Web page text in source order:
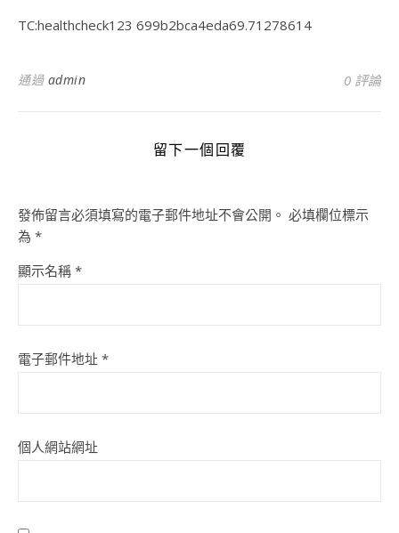
TC:healthcheck123 699b2bca4eda69.71278614
通過 admin 0 評論
留下一個回覆
發佈留言必須填寫的電子郵件地址不會公開。 必填欄位標示
為 *
顯示名稱 *
電子郵件地址 *
個人網站網址